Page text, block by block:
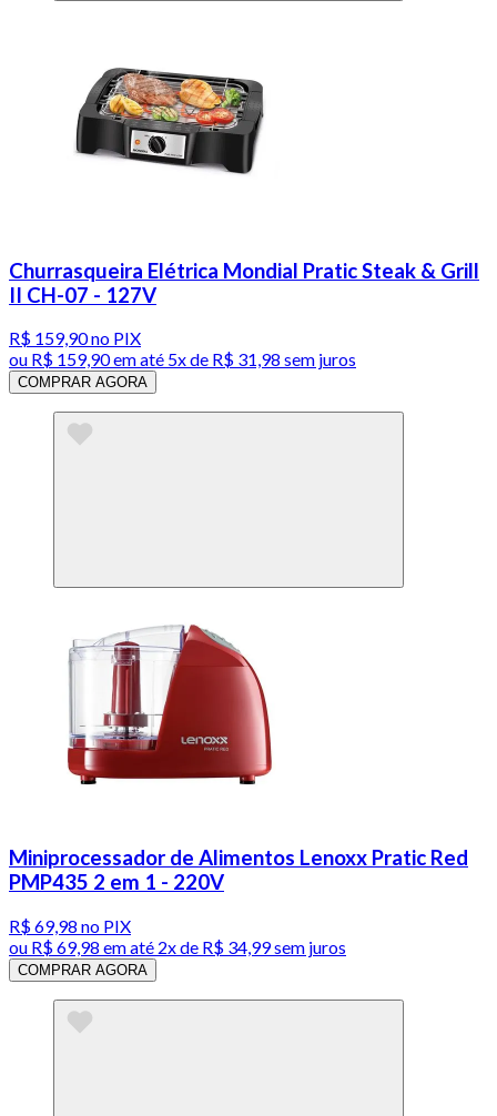
Churrasqueira Elétrica Mondial Pratic Steak & Grill
II CH-07 - 127V
R$ 159,90no PIX
ou R$ 159,90em até 5x de R$ 31,98 sem juros
COMPRAR AGORA
Miniprocessador de Alimentos Lenoxx Pratic Red
PMP435 2 em 1 - 220V
R$ 69,98 no PIX
ou R$ 69,98 em até 2x de R$ 34,99 sem juros
COMPRAR AGORA